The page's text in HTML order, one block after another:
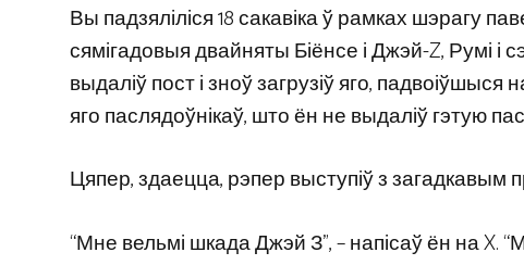
Вы падзяліліся 18 сакавіка ў рамках шэрагу
сямігадовыя двайняты Біёнсе і Джэй-Z, Румі
выдаліў пост і зноў загрузіў яго,
яго паслядоўнікаў, што ён не выдаліў гэтую
Цяпер, здаецца, рэпер выступіў з загадкавым
“Мне вельмі шкада Джэй З”, – напісаў ён на X.